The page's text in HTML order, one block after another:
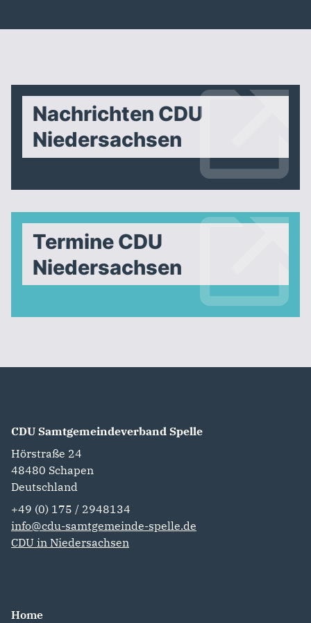
Nachrichten CDU
Niedersachsen
Termine CDU
Niedersachsen
CDU Samtgemeindeverband Spelle
Hörstraße 24
48480 Schapen
Deutschland
+49 (0) 175 / 2948134
info@cdu-samtgemeinde-spelle.de
CDU in Niedersachsen
Home